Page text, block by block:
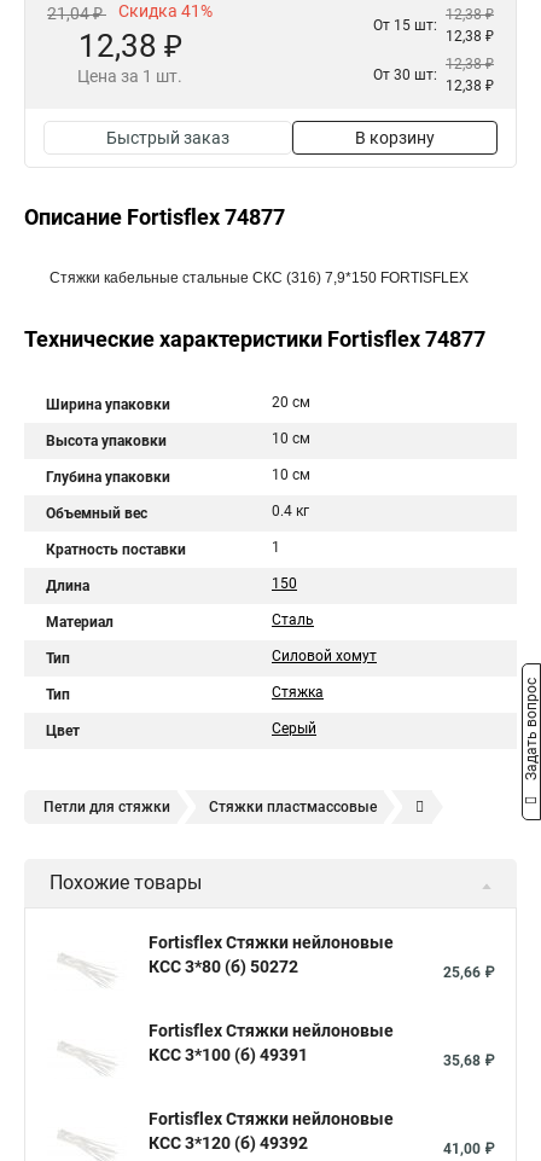
21,04 ₽ Скидка 41%
12,38 ₽
Цена за 1 шт.
От 15 шт:
12,38 ₽
12,38 ₽
От 30 шт:
12,38 ₽
12,38 ₽
Быстрый заказ В корзину
Описание Fortisflex 74877
Стяжки кабельные стальные СКС (316) 7,9*150 FORTISFLEX
Технические характеристики Fortisflex 74877
Ширина упаковки 20 см
Высота упаковки 10 см
Глубина упаковки 10 см
Объемный вес 0.4 кг
Кратность поставки 1
Длина 150
Материал Сталь
Тип Силовой хомут
Тип Стяжка
Цвет Серый
Петли для стяжки Стяжки пластмассовые
Стяжки зажим Хомут стяжка нейлоновая купить в
Стяжка alt Хомуты стяжки труб Стяжки магазин
Стяжки для кабелей металлические
Хомут стяжка это Хомут стяжка саморез
Похожие товары
Fortisflex Стяжки нейлоновые
КСС 3*80 (б) 50272
25,66 ₽
Fortisflex Стяжки нейлоновые
КСС 3*100 (б) 49391
35,68 ₽
Fortisflex Стяжки нейлоновые
КСС 3*120 (б) 49392
41,00 ₽
Задать вопрос